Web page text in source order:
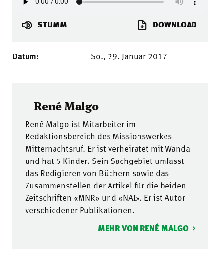
STUMM DOWNLOAD
Datum: So., 29. Januar 2017
René Malgo
René Malgo ist Mitarbeiter im
Redaktionsbereich des Missionswerkes
Mitternachtsruf. Er ist verheiratet mit Wanda
und hat 5 Kinder. Sein Sachgebiet umfasst
das Redigieren von Büchern sowie das
Zusammenstellen der Artikel für die beiden
Zeitschriften «MNR» und «NAI». Er ist Autor
verschiedener Publikationen.
MEHR VON RENÉ MALGO